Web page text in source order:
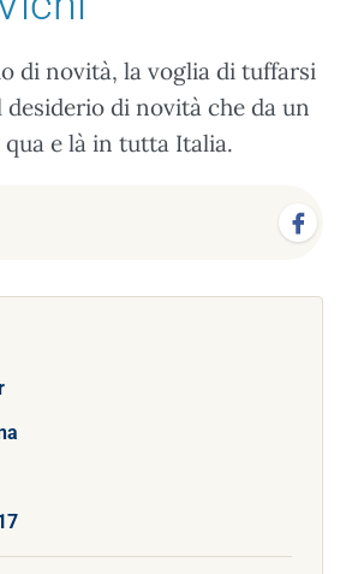
di novità, la voglia di tuffarsi
di novità che da un
e là in tutta Italia.